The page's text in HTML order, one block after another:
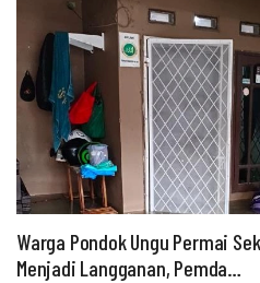
Warga Pondok Ungu Permai
Menjadi Langganan, Pemda…